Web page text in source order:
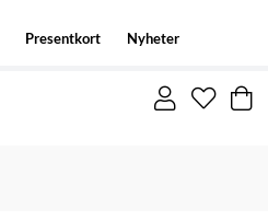
Presentkort Nyheter